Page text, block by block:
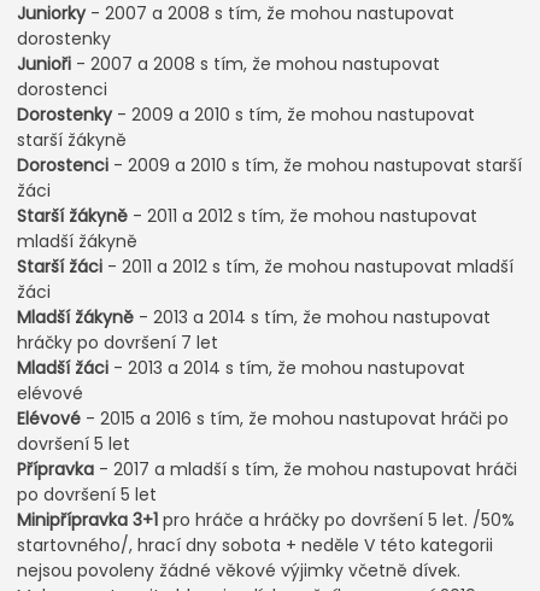
Juniorky- 2007 a 2008 s tím, že mohou nastupovat
dorostenky
Junioři - 2007 a 2008 s tím, že mohou nastupovat
dorostenci
Dorostenky- 2009 a 2010 s tím, že mohou nastupovat
starší žákyně
Dorostenci - 2009 a 2010 s tím, že mohou nastupovat starší
žáci
Starší žákyně - 2011 a 2012 s tím, že mohou nastupovat
mladší žákyně
Starší žáci - 2011 a 2012 s tím, že mohou nastupovat mladší
žáci
Mladší žákyně - 2013 a 2014 s tím, že mohou nastupovat
hráčky po dovršení 7 let
Mladší žáci - 2013 a 2014 s tím, že mohou nastupovat
elévové
Elévové - 2015 a 2016 s tím, že mohou nastupovat hráči po
dovršení 5 let
Přípravka - 2017 a mladší s tím, že mohou nastupovat hráči
po dovršení 5 let
Minipřípravka 3+1 pro hráče a hráčky po dovršení 5 let. /50%
startovného/, hrací dny sobota + neděle V této kategorii
nejsou povoleny žádné věkové výjimky včetně dívek.